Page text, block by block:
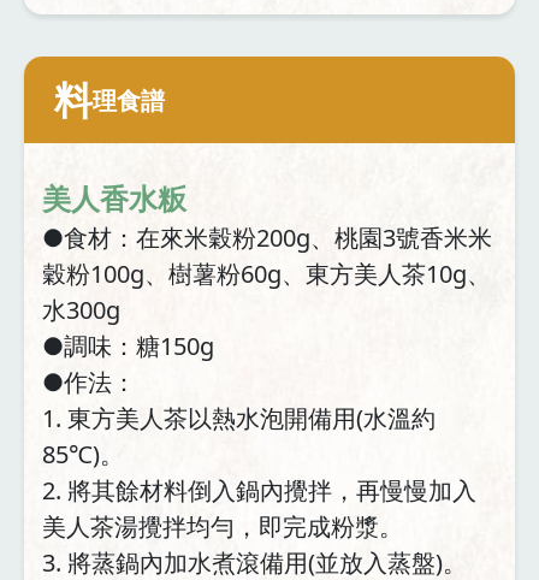
料理食譜
美人香水粄
●食材：在來米穀粉200g、桃園3號香米米
穀粉100g、樹薯粉60g、東方美人茶10g、
水300g
●調味：糖150g
●作法：
1. 東方美人茶以熱水泡開備用(水溫約
85℃)。
2. 將其餘材料倒入鍋內攪拌，再慢慢加入
美人茶湯攪拌均勻，即完成粉漿。
3. 將蒸鍋內加水煮滾備用(並放入蒸盤)。